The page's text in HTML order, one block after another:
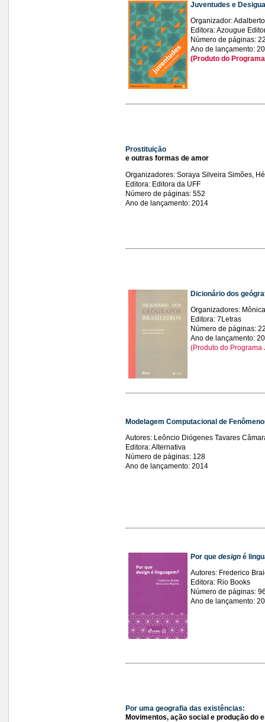
Juventudes e
Organizador:
Editora: Azougue
Número de páginas:
Ano de lançamento:
(Produto do
Prostituição
e outras formas de amor
Organizadores: Soraya Silveira Simões,
Editora: Editora da UFF
Número de páginas: 552
Ano de lançamento: 2014
Dicionário dos
Organizadores:
Editora: 7Letras
Número de páginas:
Ano de lançamento:
(Produto do Programa
Modelagem Computacional de
Autores: Leôncio Diógenes Tavares
Editora: Alternativa
Número de páginas: 128
Ano de lançamento: 2014
Por que design é
Autores: Frederico
Editora: Rio Books
Número de páginas:
Ano de lançamento:
Por uma geografia das existências:
Movimentos, ação social e produção do